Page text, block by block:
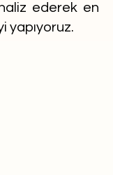
ederek en
yapıyoruz.